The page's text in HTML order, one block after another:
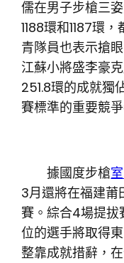
儒在男子步槍三
1188環和1187環
青隊員也表示搶
江蘇小將盛李豪
251.8環的成就獨
賽標準的重要競爭
據國度步槍
3月還將在福建莆
賽。綜合4場提拔
位的選手將取得
整靠成就措辭，